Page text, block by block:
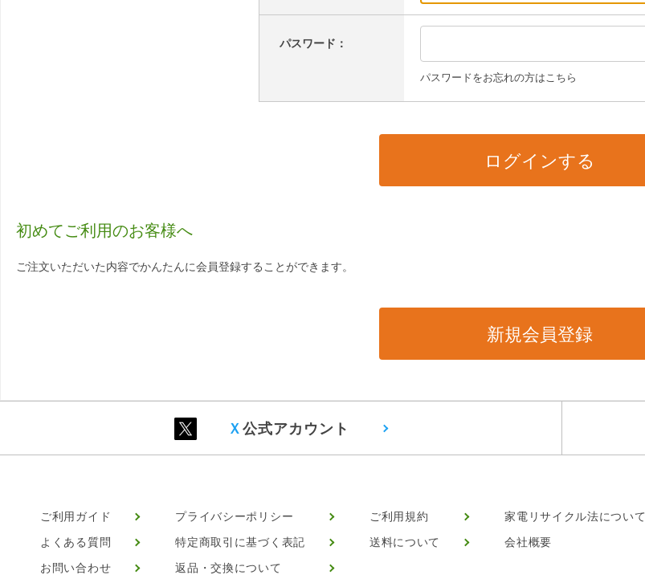
パスワード：
パスワードをお忘れの方はこちら
初めてご利用のお客様へ
ご注文いただいた内容でかんたんに会員登録することができます。
Ｘ公式アカウント
ご利用ガイド
よくある質問
お問い合わせ
プライバシーポリシー
特定商取引に基づく表記
返品・交換について
ご利用規約
送料について
家電リサイクル法について
会社概要